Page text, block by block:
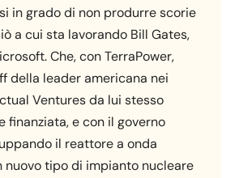
in grado di non produrre scorie
a cui sta lavorando Bill Gates,
Che, con TerraPower,
della leader americana nei
Ventures da lui stesso
finanziata, e con il governo
il reattore a onda
nuovo tipo di impianto nucleare